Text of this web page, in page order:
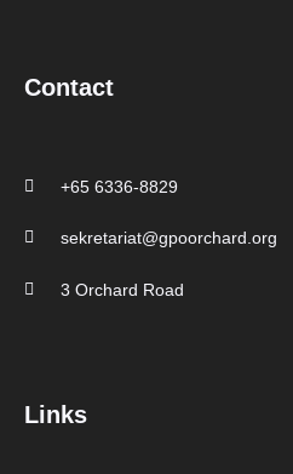
Contact
+65 6336-8829
sekretariat@gpoorchard.org
3 Orchard Road
Links